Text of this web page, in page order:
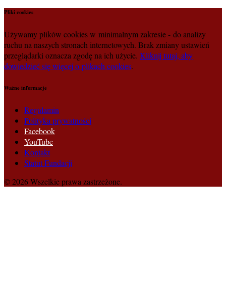
Pliki cookies
Używamy plików cookies w minimalnym zakresie - do analizy
ruchu na naszych stronach internetowych. Brak zmiany ustawień
przeglądarki oznacza zgodę na ich użycie. Kliknij tutaj, aby
dowiedzieć się więcej o plikach cookies.
Ważne informacje
Regulamin
Polityka prywatności
Facebook
YouTube
Kontakt
Statut Fundacji
© 2026 Wszelkie prawa zastrzeżone.